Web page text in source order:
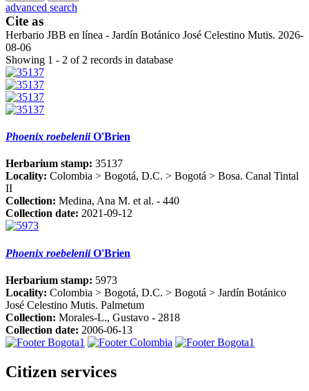
advanced search
Cite as
Herbario JBB en línea - Jardín Botánico José Celestino Mutis. 2026-
08-06
Showing 1 - 2 of 2 records in database
Phoenix roebeleniiO'Brien
Herbarium stamp: 35137
Locality: Colombia > Bogotá, D.C. > Bogotá > Bosa. Canal Tintal
II
Collection: Medina, Ana M. et al. - 440
Collection date: 2021-09-12
Phoenix roebeleniiO'Brien
Herbarium stamp: 5973
Locality: Colombia > Bogotá, D.C. > Bogotá > Jardín Botánico
José Celestino Mutis. Palmetum
Collection: Morales-L., Gustavo - 2818
Collection date: 2006-06-13
Citizen services